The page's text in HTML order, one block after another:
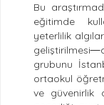
Bu
eğitimde
yeterlilik
geliştirilmesi
grubunu
ortaokul
ve güvenirlik